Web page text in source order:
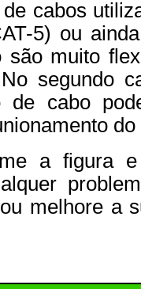
cabos
5) ou
são muito
segundo
de cabo
do
a figura
melhore a